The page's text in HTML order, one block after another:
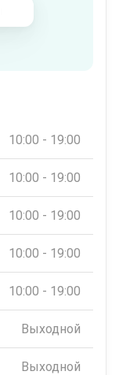
10:00 - 19:00
10:00 - 19:00
10:00 - 19:00
10:00 - 19:00
10:00 - 19:00
Выходной
Выходной